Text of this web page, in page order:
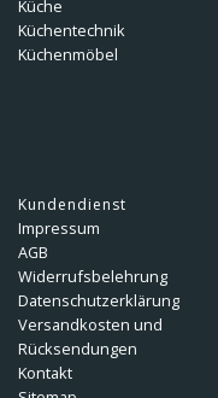
Küche
Küchentechnik
Küchenmöbel
Kundendienst
Impressum
AGB
Widerrufsbelehrung
Datenschutzerklärung
Versandkosten und
Rücksendungen
Kontakt